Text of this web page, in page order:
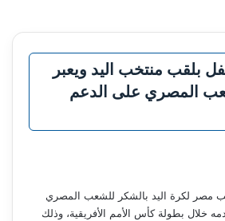
بلقب منتخب اليد ويعبر
المصري على الدعم
مصر لكرة اليد بالشكر للشعب المصري
خلال بطولة كأس الأمم الأفريقية، وذلك